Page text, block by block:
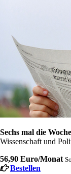
Sechs mal die
Wissenschaft und
56,90 Euro/Monat
Bestellen